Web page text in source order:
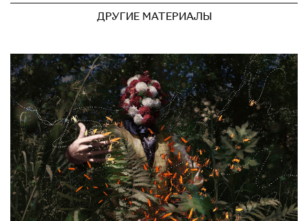
ДРУГИЕ МАТЕРИАЛЫ